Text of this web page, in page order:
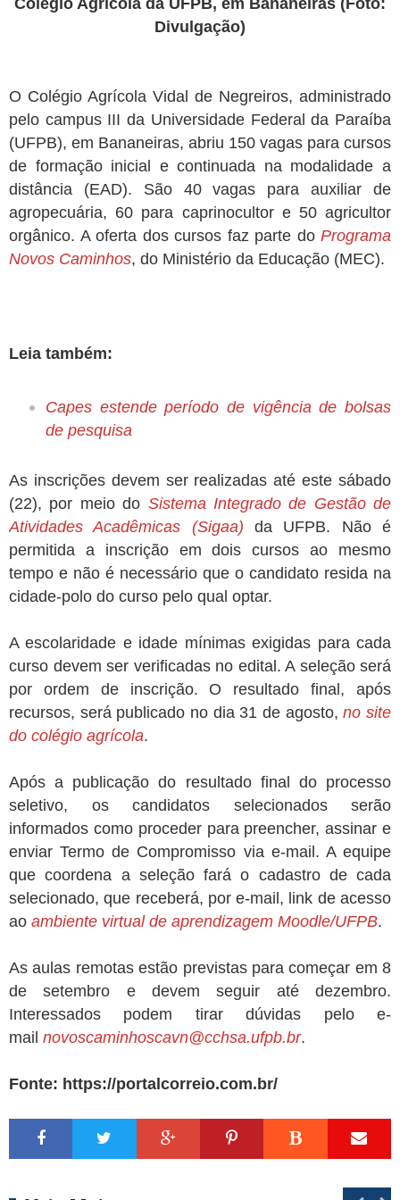
Colégio Agrícola da UFPB, em Bananeiras (Foto:
Divulgação)
O Colégio Agrícola Vidal de Negreiros, administrado
pelo campus III da Universidade Federal da Paraíba
(UFPB), em Bananeiras, abriu 150 vagas para cursos
de formação inicial e continuada na modalidade a
distância (EAD). São 40 vagas para auxiliar de
agropecuária, 60 para caprinocultor e 50 agricultor
orgânico. A oferta dos cursos faz parte do Programa
Novos Caminhos, do Ministério da Educação (MEC).
Leia também:
Capes estende período de vigência de bolsas
de pesquisa
As inscrições devem ser realizadas até este sábado
(22), por meio do Sistema Integrado de Gestão de
Atividades Acadêmicas (Sigaa) da UFPB. Não é
permitida a inscrição em dois cursos ao mesmo
tempo e não é necessário que o candidato resida na
cidade-polo do curso pelo qual optar.
A escolaridade e idade mínimas exigidas para cada
curso devem ser verificadas no edital. A seleção será
por ordem de inscrição. O resultado final, após
recursos, será publicado no dia 31 de agosto,no site
do colégio agrícola.
Após a publicação do resultado final do processo
seletivo, os candidatos selecionados serão
informados como proceder para preencher, assinar e
enviar Termo de Compromisso via e-mail. A equipe
que coordena a seleção fará o cadastro de cada
selecionado, que receberá, por e-mail, link de acesso
ao ambiente virtual de aprendizagem Moodle/UFPB.
As aulas remotas estão previstas para começar em 8
de setembro e devem seguir até dezembro.
Interessados podem tirar dúvidas pelo e-
mail novoscaminhoscavn@cchsa.ufpb.br.
Fonte: https://portalcorreio.com.br/